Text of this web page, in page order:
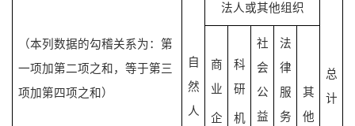
（本列数据的勾稽关系为：第
一项加第二项之和，等于第三
项加第四项之和）
自
然
人
法人或其他组织
总
计
商
业
企
科
研
机
社
会
公
益
法
律
服
务
其
他